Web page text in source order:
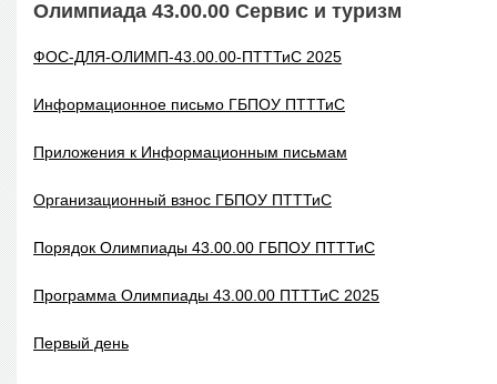
Олимпиада 43.00.00 Сервис и туризм
ФОС-ДЛЯ-ОЛИМП-43.00.00-ПТТТиС 2025
Информационное письмо ГБПОУ ПТТТиС
Приложения к Информационным письмам
Организационный взнос ГБПОУ ПТТТиС
Порядок Олимпиады 43.00.00 ГБПОУ ПТТТиС
Программа Олимпиады 43.00.00 ПТТТиС 2025
Первый день